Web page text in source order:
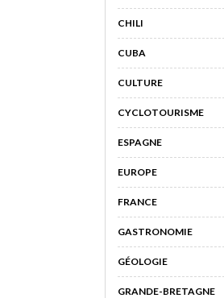
CHILI
CUBA
CULTURE
CYCLOTOURISME
ESPAGNE
EUROPE
FRANCE
GASTRONOMIE
GÉOLOGIE
GRANDE-BRETAGNE